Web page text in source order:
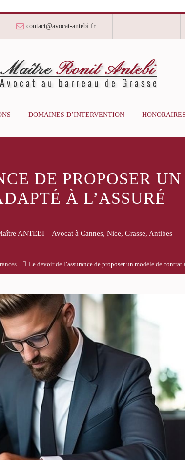
contact@avocat-antebi.fr
DOMAINES D’INTERVENTION HONORAIRES
DE PROPOSER
À L’ASSURÉ
ANTEBI – Avocat à Cannes, Nice, Grasse, Antibes
Le devoir de l’assurance de proposer un modèle de contrat